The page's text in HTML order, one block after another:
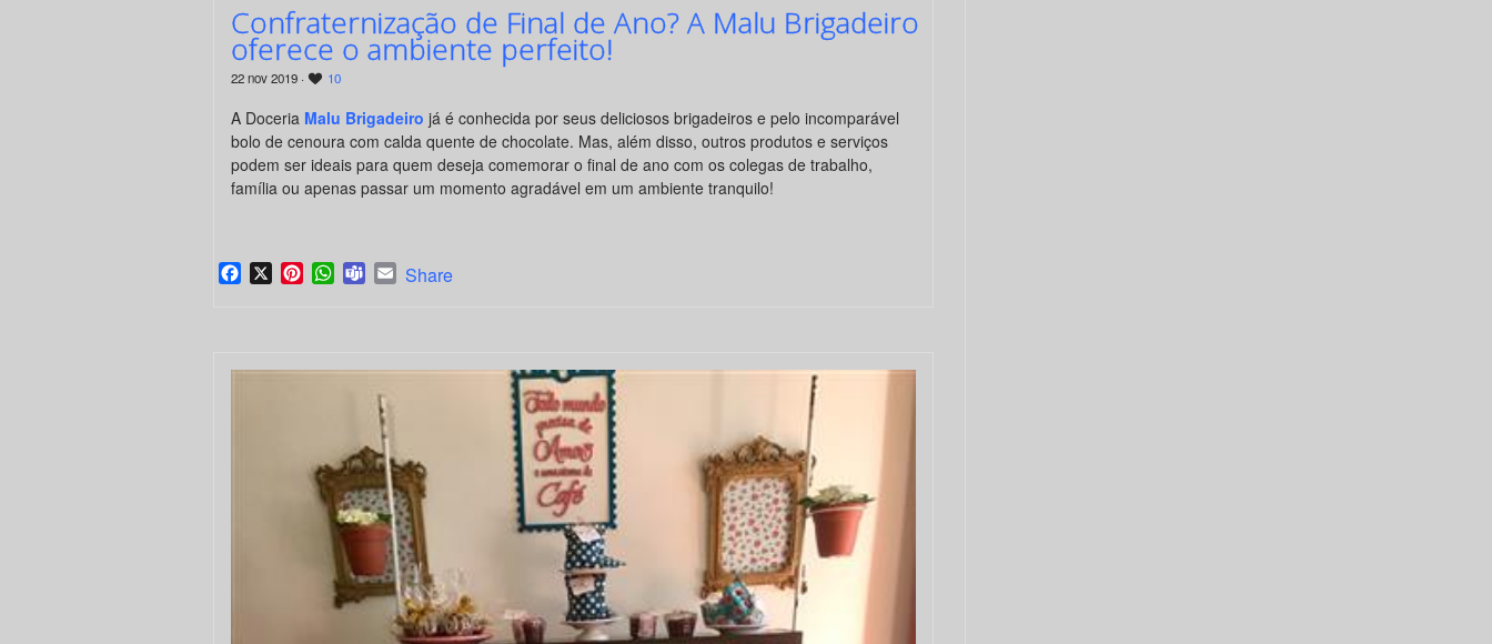
Confraternização de Final de Ano? A Malu Brigadeiro
oferece o ambiente perfeito!
22 nov 2019 · 10
A Doceria Malu Brigadeiro já é conhecida por seus deliciosos brigadeiros e pelo incomparável
bolo de cenoura com calda quente de chocolate. Mas, além disso, outros produtos e serviços
podem ser ideais para quem deseja comemorar o final de ano com os colegas de trabalho,
família ou apenas passar um momento agradável em um ambiente tranquilo!
Facebook
X PinterestWhatsApp
TeamsEmail
Share